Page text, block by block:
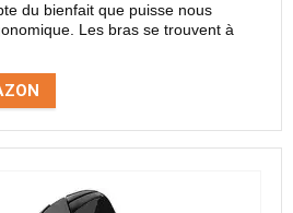
du bienfait que puisse nous
Les bras se trouvent à